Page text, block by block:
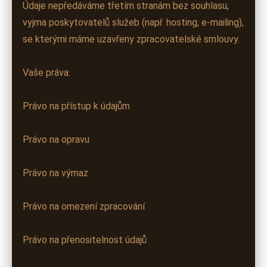
Údaje nepředáváme třetím stranám bez souhlasu,
vyjma poskytovatelů služeb (např. hosting, e-mailing),
se kterými máme uzavřeny zpracovatelské smlouvy.
Vaše práva:
Právo na přístup k údajům
Právo na opravu
Právo na výmaz
Právo na omezení zpracování
Právo na přenositelnost údajů